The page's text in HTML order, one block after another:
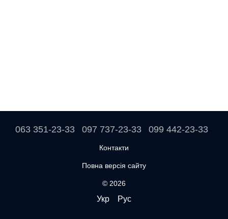
063 351-23-33 097 737-23-33 099 442-23-33
Контакти
Повна версія сайту
© 2026
Укр Рус